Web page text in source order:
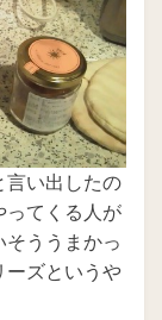
言い出したの
ってくる人が
そううまかっ
ーズというや